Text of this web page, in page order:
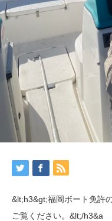
&lt;h3&gt;福岡ボート免許
ご覧ください。&lt;/h3&a